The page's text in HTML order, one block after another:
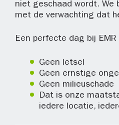
niet geschaad wordt. We
met de verwachting dat
Een perfecte dag bij EMR
Geen letsel
Geen ernstige
Geen milieuschade
Dat is onze
iedere locatie,